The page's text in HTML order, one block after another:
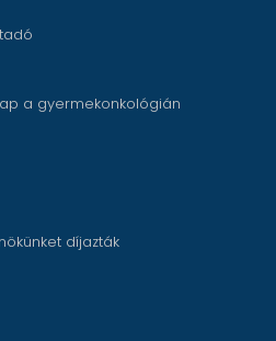
a gyermekonkológián
díjazták